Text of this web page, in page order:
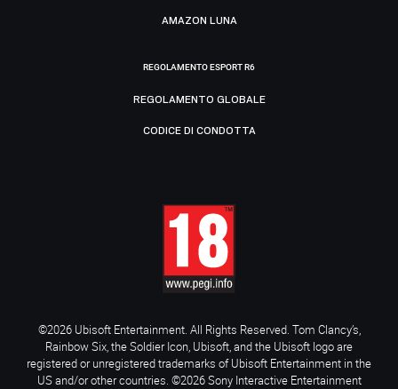
AMAZON LUNA
REGOLAMENTO ESPORT R6
REGOLAMENTO GLOBALE
CODICE DI CONDOTTA
©2026 Ubisoft Entertainment. All Rights Reserved. Tom Clancy’s,
Rainbow Six, the Soldier Icon, Ubisoft, and the Ubisoft logo are
registered or unregistered trademarks of Ubisoft Entertainment in the
US and/or other countries. ©2026 Sony Interactive Entertainment